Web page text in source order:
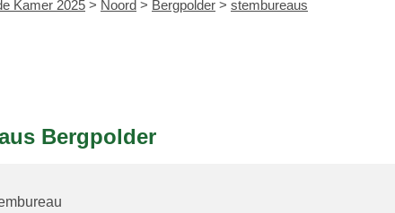
Kamer 2025 > Noord > Bergpolder > stembureaus
Bergpolder